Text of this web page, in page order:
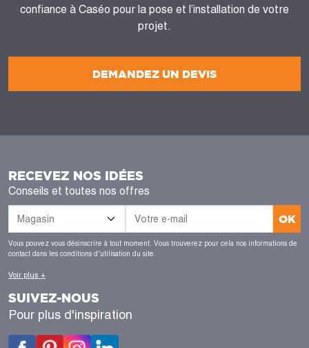
DEMANDEZ UN DEVIS
confiance à Caséo pour la pose et l’installation de votre
projet.
RECEVEZ NOS IDÉES
Conseils et toutes nos offres
OK
Vous pouvez vous désinscrire à tout moment. Vous trouverez pour cela nos informations de
contact dans les conditions d'utilisation du site.
Voir plus +
SUIVEZ-NOUS
Pour plus d'inspiration